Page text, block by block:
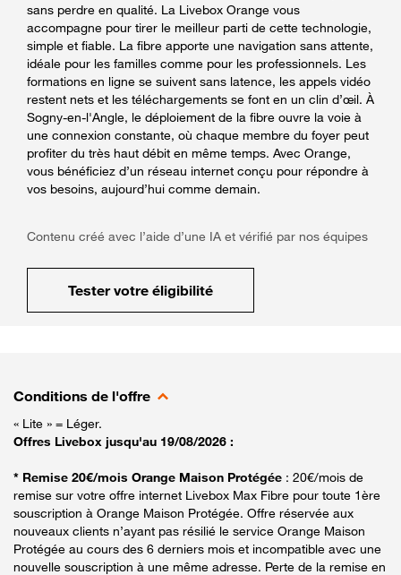
sans perdre en qualité. La Livebox Orange vous
accompagne pour tirer le meilleur parti de cette technologie,
simple et fiable. La fibre apporte une navigation sans attente,
idéale pour les familles comme pour les professionnels. Les
formations en ligne se suivent sans latence, les appels vidéo
restent nets et les téléchargements se font en un clin d’œil. À
Sogny-en-l'Angle, le déploiement de la fibre ouvre la voie à
une connexion constante, où chaque membre du foyer peut
profiter du très haut débit en même temps. Avec Orange,
vous bénéficiez d’un réseau internet conçu pour répondre à
vos besoins, aujourd’hui comme demain.
Contenu créé avec l’aide d’une IA et vérifié par nos équipes
Tester votre éligibilité
Conditions de l'offre
« Lite » = Léger.
Offres Livebox jusqu'au 19/08/2026 :
* Remise 20€/mois Orange Maison Protégée : 20€/mois de
remise sur votre offre internet Livebox Max Fibre pour toute 1ère
souscription à Orange Maison Protégée. Offre réservée aux
nouveaux clients n’ayant pas résilié le service Orange Maison
Protégée au cours des 6 derniers mois et incompatible avec une
nouvelle souscription à une même adresse. Perte de la remise en